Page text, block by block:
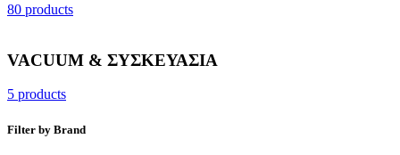
80 products
VACUUM & ΣΥΣΚΕΥΑΣΙΑ
5 products
Filter by Brand